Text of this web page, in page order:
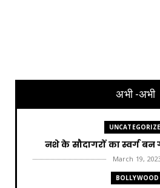
अभी -अभी
नशे के सौदागरों का स्वर्ग बन
March 19,
BOLLYWOOD